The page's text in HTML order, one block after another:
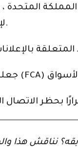
المملكة
لإدارة أعمالهم في ظلها.